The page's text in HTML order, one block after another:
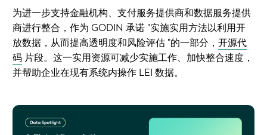
为进一步支持金融机构、支付服务提供商和数据服务提供
商进行整合，作为 GODIN 承诺 "实施实用方法以利用开
放数据，从而提高透明度和风险评估 "的一部分， 开源代
码 片段。这一实用资源可减少实施工作、加快整合速度，
并帮助企业在现有系统内操作 LEI 数据。